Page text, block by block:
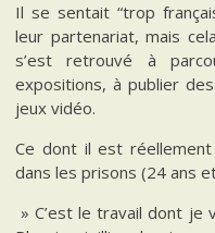
Il se sentait “trop
leur partenariat, mais
s’est retrouvé à
expositions, à publier
jeux vidéo.
Ce dont il est
dans les prisons (24 ans
» C’est le travail dont je